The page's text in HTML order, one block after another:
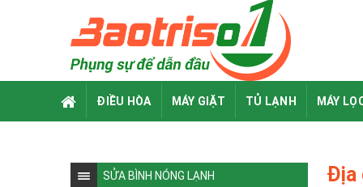
ĐIỀU HÒA MÁY GIẶT TỦ LẠNH MÁY
SỬA BÌNH NÓNG LẠNH Địa